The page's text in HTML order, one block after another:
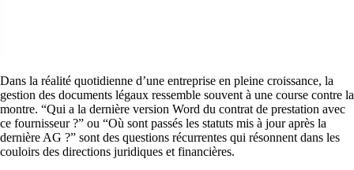
Dans la réalité quotidienne d’une entreprise en pleine croissance, la
gestion des documents légaux ressemble souvent à une course contre la
montre. “Qui a la dernière version Word du contrat de prestation avec
ce fournisseur ?” ou “Où sont passés les statuts mis à jour après la
dernière AG ?” sont des questions récurrentes qui résonnent dans les
couloirs des directions juridiques et financières.